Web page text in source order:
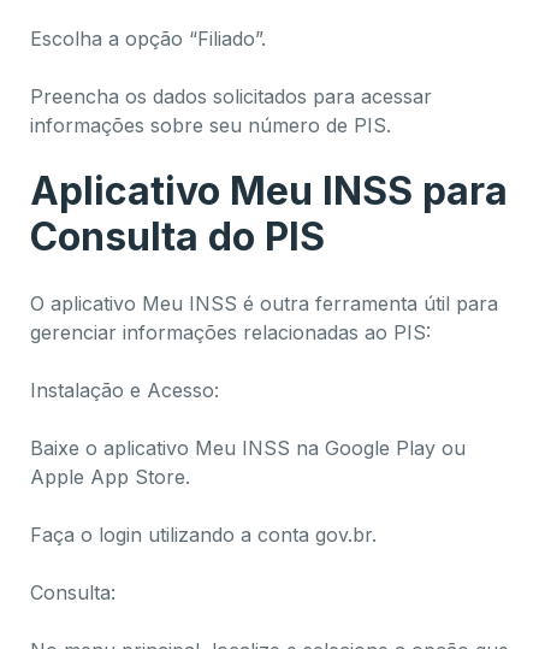
Escolha a opção “Filiado”.
Preencha os dados solicitados para acessar
informações sobre seu número de PIS.
Aplicativo Meu INSS para
Consulta do PIS
O aplicativo Meu INSS é outra ferramenta útil para
gerenciar informações relacionadas ao PIS:
Instalação e Acesso:
Baixe o aplicativo Meu INSS na Google Play ou
Apple App Store.
Faça o login utilizando a conta gov.br.
Consulta: